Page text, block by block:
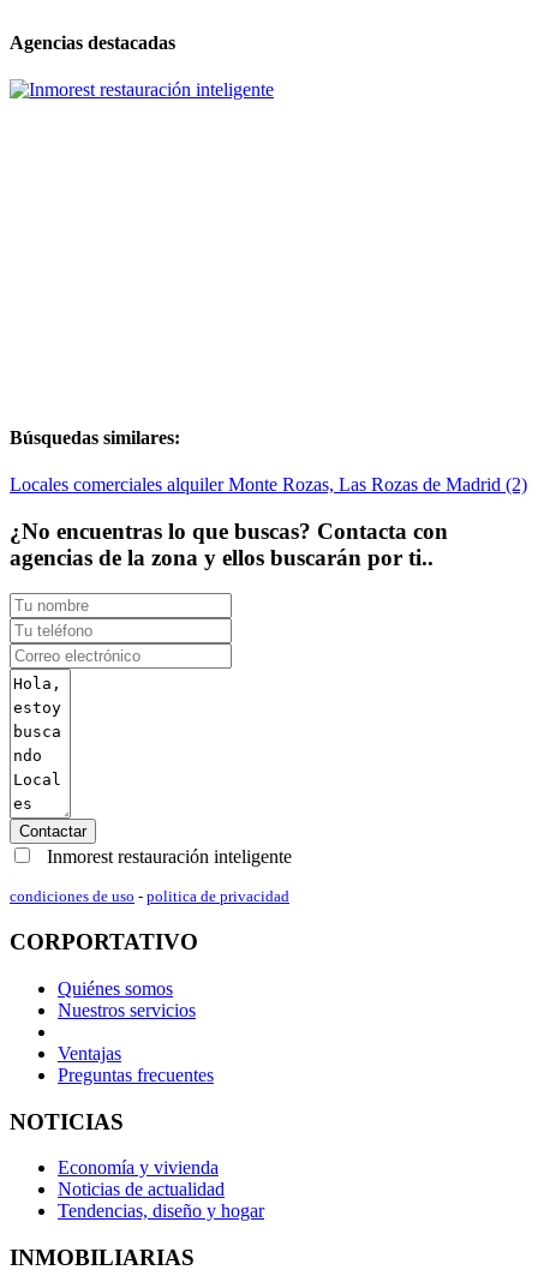
Agencias destacadas
Búsquedas similares:
Locales comerciales alquiler Monte Rozas, Las Rozas de Madrid (2)
¿No encuentras lo que buscas? Contacta con
agencias de la zona y ellos buscarán por ti..
Contactar
Inmorest restauración inteligente
condiciones de uso - politica de privacidad
CORPORTATIVO
Quiénes somos
Nuestros servicios
Ventajas
Preguntas frecuentes
NOTICIAS
Economía y vivienda
Noticias de actualidad
Tendencias, diseño y hogar
INMOBILIARIAS